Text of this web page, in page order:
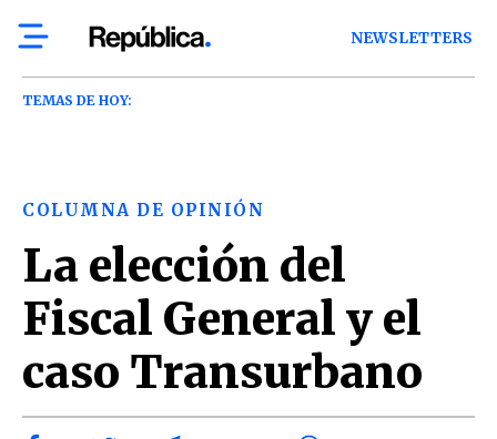
NEWSLETTERS
TEMAS DE HOY:
COLUMNA DE OPINIÓN
La elección del
Fiscal General y el
caso Transurbano